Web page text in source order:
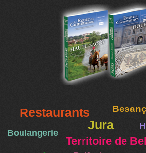
Restaurants
Jura
Boulangerie
Territoire de